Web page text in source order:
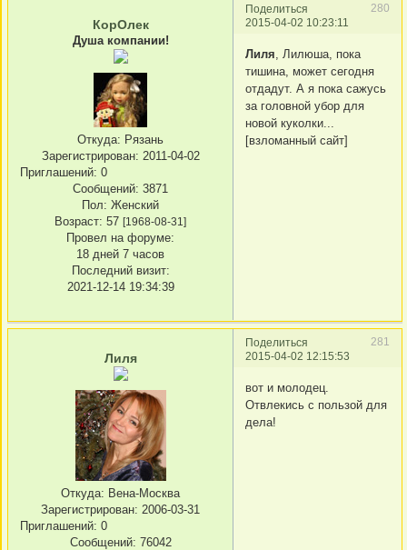
Поделиться
280
2015-04-02 10:23:11
КорОлек
Душа компании!
Откуда: Рязань
Зарегистрирован: 2011-04-02
Приглашений: 0
Сообщений: 3871
Пол: Женский
Возраст: 57 [1968-08-31]
Провел на форуме:
18 дней 7 часов
Последний визит:
2021-12-14 19:34:39
Лиля, Лилюша, пока
тишина, может сегодня
отдадут. А я пока сажусь
за головной убор для
новой куколки...
[взломанный сайт]
Поделиться
281
2015-04-02 12:15:53
Лиля
Откуда: Вена-Москва
Зарегистрирован: 2006-03-31
Приглашений: 0
Сообщений: 76042
вот и молодец.
Отвлекись с пользой для
дела!